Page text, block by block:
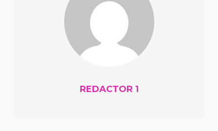
REDACTOR 1